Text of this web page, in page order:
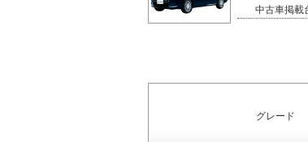
中古車掲載
グレード